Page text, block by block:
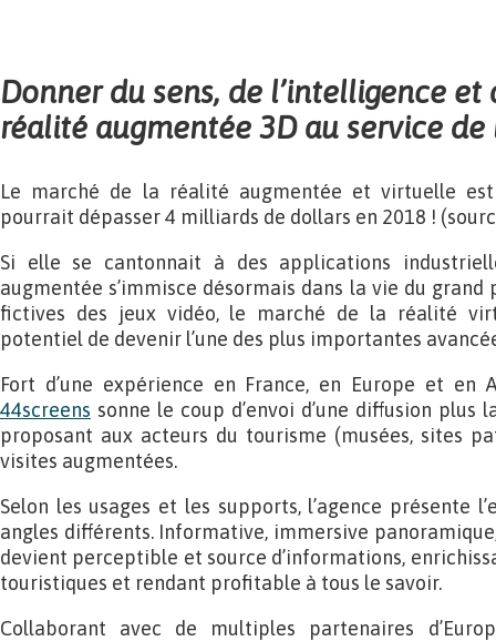
Donner du sens, de l’intelligence
réalité augmentée 3D au service
Le marché de la réalité augmentée et virtuelle
pourrait dépasser 4 milliards de dollars en 2018 !
Si elle se cantonnait à des applications
augmentée s’immisce désormais dans la vie du
fictives des jeux vidéo, le marché de la réalité
potentiel de devenir l’une des plus importantes
Fort d’une expérience en France, en Europe et en
44screens sonne le coup d’envoi d’une diffusion
proposant aux acteurs du tourisme (musées, sites
visites augmentées.
Selon les usages et les supports, l’agence présente
angles différents. Informative, immersive
devient perceptible et source d’informations,
touristiques et rendant profitable à tous le savoir.
Collaborant avec de multiples partenaires